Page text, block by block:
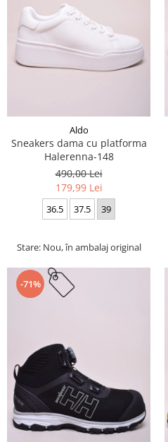
Aldo
Sneakers dama cu platforma
Halerenna-148
490,00 Lei
179,99 Lei
36.5 37.5 39
Stare: Nou, în ambalaj original
-71%